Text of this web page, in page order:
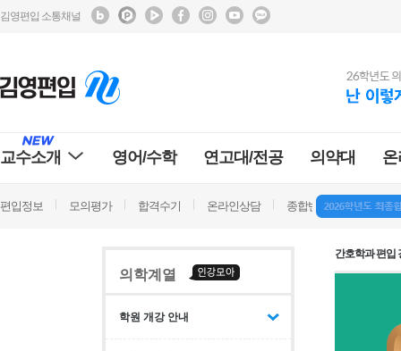
김영편입 소통채널
교수소개 영어/수학 연고대/전공 의약대
편입정보 모의평가 합격수기 온라인상담 종합반 방문상담
의학계열
학원 개강 안내
간호학과 편입